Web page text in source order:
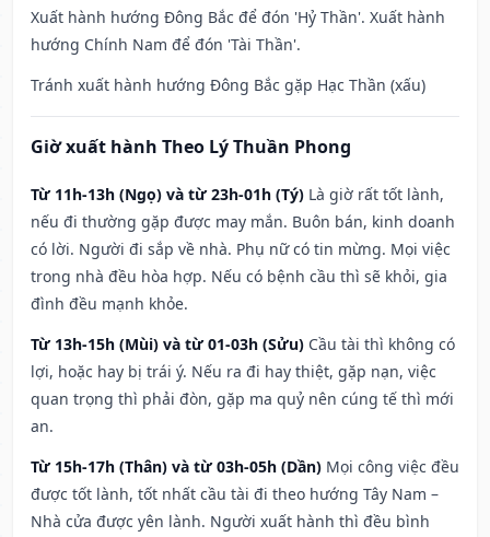
Xuất hành hướng Đông Bắc để đón 'Hỷ Thần'. Xuất hành
hướng Chính Nam để đón 'Tài Thần'.
Tránh xuất hành hướng Đông Bắc gặp Hạc Thần (xấu)
Giờ xuất hành Theo Lý Thuần Phong
Từ 11h-13h (Ngọ) và từ 23h-01h (Tý) Là giờ rất tốt lành,
nếu đi thường gặp được may mắn. Buôn bán, kinh doanh
có lời. Người đi sắp về nhà. Phụ nữ có tin mừng. Mọi việc
trong nhà đều hòa hợp. Nếu có bệnh cầu thì sẽ khỏi, gia
đình đều mạnh khỏe.
Từ 13h-15h (Mùi) và từ 01-03h (Sửu) Cầu tài thì không có
lợi, hoặc hay bị trái ý. Nếu ra đi hay thiệt, gặp nạn, việc
quan trọng thì phải đòn, gặp ma quỷ nên cúng tế thì mới
an.
Từ 15h-17h (Thân) và từ 03h-05h (Dần) Mọi công việc đều
được tốt lành, tốt nhất cầu tài đi theo hướng Tây Nam –
Nhà cửa được yên lành. Người xuất hành thì đều bình